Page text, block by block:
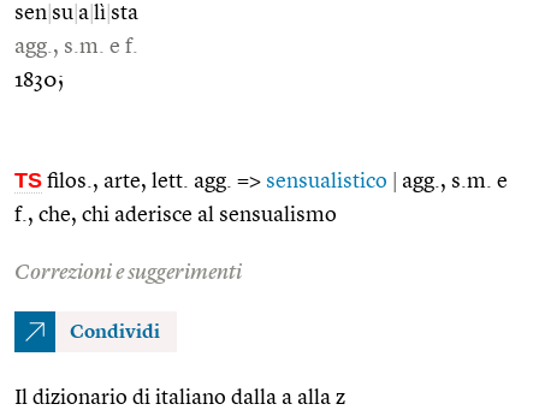
sen su a lì sta
agg., s.m. e f.
1830;
TS filos., arte, lett. agg. => sensualistico
agg., s.m. e
f., che, chi aderisce al sensualismo
Correzioni e suggerimenti
Condividi
Il dizionario di italiano dalla a alla z